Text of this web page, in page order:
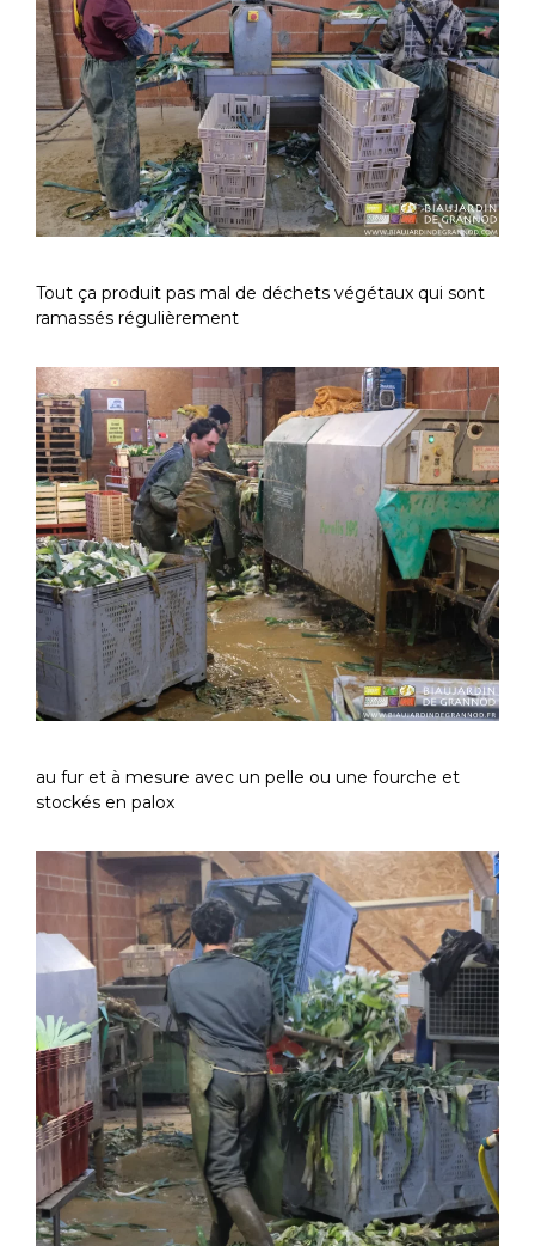
Tout ça produit pas mal de déchets végétaux qui sont
ramassés régulièrement
au fur et à mesure avec un pelle ou une fourche et
stockés en palox